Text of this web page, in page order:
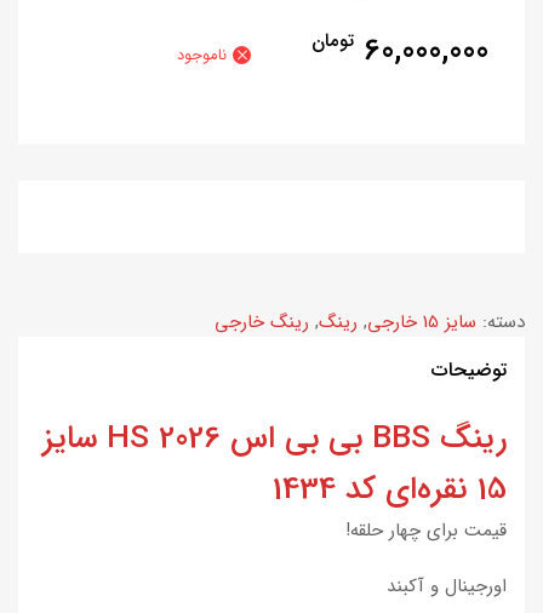
60,000,000 تومان ناموجود
دسته: سایز 15 خارجی , رینگ, رینگ خارجی
توضیحات
رینگ BBS بی بی اس 2026 HS سایز
15 نقره‌ای کد 1434
قیمت برای چهار حلقه!
اورجینال و آکبند